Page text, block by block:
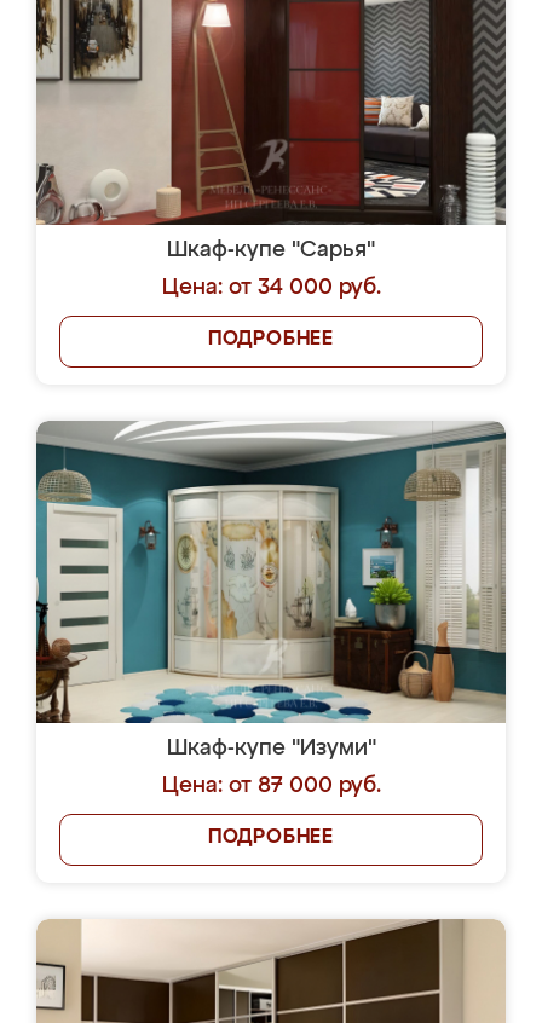
Шкаф-купе "Сарья"
Цена: от 34 000 руб.
ПОДРОБНЕЕ
Шкаф-купе "Изуми"
Цена: от 87 000 руб.
ПОДРОБНЕЕ